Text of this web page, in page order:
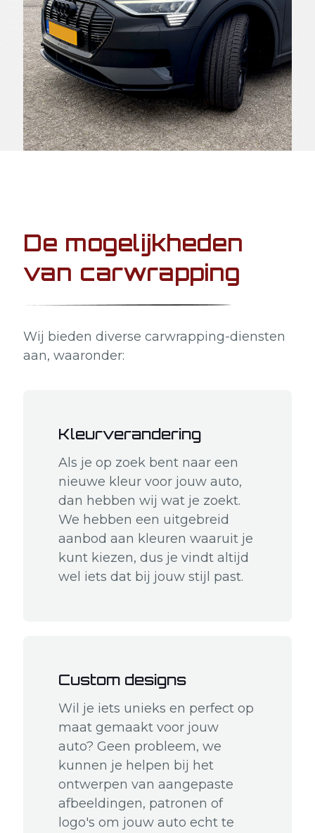
De mogelijkheden
van carwrapping
Wij bieden diverse carwrapping-diensten
aan, waaronder:
Kleurverandering
Als je op zoek bent naar een
nieuwe kleur voor jouw auto,
dan hebben wij wat je zoekt.
We hebben een uitgebreid
aanbod aan kleuren waaruit je
kunt kiezen, dus je vindt altijd
wel iets dat bij jouw stijl past.
Custom designs
Wil je iets unieks en perfect op
maat gemaakt voor jouw
auto? Geen probleem, we
kunnen je helpen bij het
ontwerpen van aangepaste
afbeeldingen, patronen of
logo's om jouw auto echt te